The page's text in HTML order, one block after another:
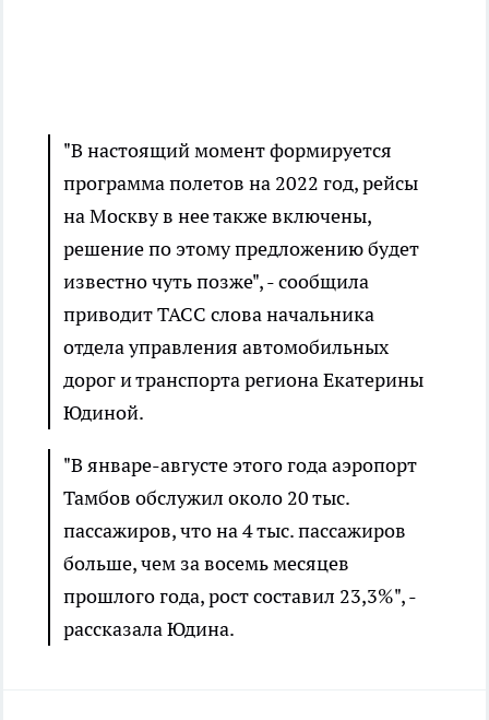
"В настоящий момент формируется
программа полетов на 2022 год, рейсы
на Москву в нее также включены,
решение по этому предложению будет
известно чуть позже", - сообщила
приводит ТАСС слова начальника
отдела управления автомобильных
дорог и транспорта региона Екатерины
Юдиной.
"В январе-августе этого года аэропорт
Тамбов обслужил около 20 тыс.
пассажиров, что на 4 тыс. пассажиров
больше, чем за восемь месяцев
прошлого года, рост составил 23,3%", -
рассказала Юдина.